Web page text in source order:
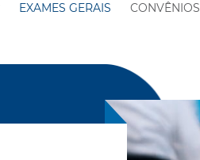
EXAMES GERAIS CONVÊNIOS